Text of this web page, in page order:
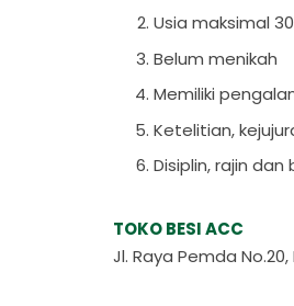
Usia maksimal
Belum menikah
Memiliki
Ketelitian,
Disiplin, rajin
TOKO BESI ACC
Jl. Raya Pemda